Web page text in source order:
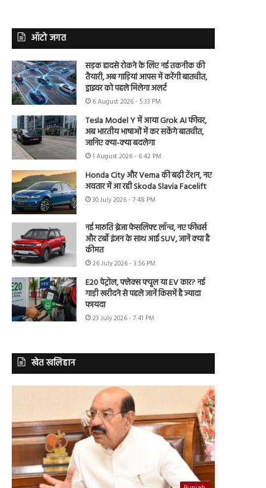
ऑटो जगत
सड़क हादसे रोकने के लिए नई तकनीक की
तैयारी, अब गाड़ियां आपस में करेंगी बातचीत,
ड्राइवर को पहले मिलेगा अलर्ट
6 August 2026 - 5:33 PM
Tesla Model Y में आया Grok AI फीचर,
अब भारतीय भाषाओं में कर सकेंगे बातचीत,
जानिए क्या-क्या बदलेगा
1 August 2026 - 6:42 PM
Honda City और Verna की बढ़ी टेंशन, नए
अवतार में आ रही Skoda Slavia Facelift
30 July 2026 - 7:48 PM
नई मारुति ब्रेजा फेसलिफ्ट लॉन्च, नए फीचर्स
और टर्बो इंजन के साथ आई SUV, जानें क्या है
कीमत
26 July 2026 - 3:56 PM
E20 पेट्रोल, फ्लेक्स फ्यूल या EV कार? नई
गाड़ी खरीदने से पहले जानें किसमें है ज्यादा
फायदा
23 July 2026 - 7:41 PM
खेत खलिहान